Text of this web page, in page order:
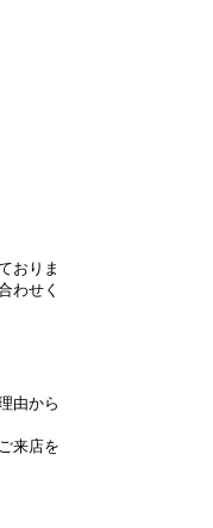
おりま
わせく
由から
来店を